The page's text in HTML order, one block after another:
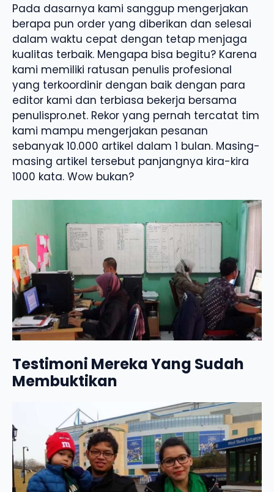
Pada dasarnya kami sanggup mengerjakan
berapa pun order yang diberikan dan selesai
dalam waktu cepat dengan tetap menjaga
kualitas terbaik. Mengapa bisa begitu? Karena
kami memiliki ratusan penulis profesional
yang terkoordinir dengan baik dengan para
editor kami dan terbiasa bekerja bersama
penulispro.net. Rekor yang pernah tercatat tim
kami mampu mengerjakan pesanan
sebanyak 10.000 artikel dalam 1 bulan. Masing-
masing artikel tersebut panjangnya kira-kira
1000 kata. Wow bukan?
Testimoni Mereka Yang Sudah
Membuktikan